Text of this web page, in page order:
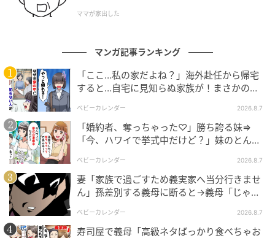
ゆうゆうtime
どこか影があり
ママが家出した
マンガ記事ランキング
「ここ…私の家だよね？」海外赴任から帰宅
すると…自宅に見知らぬ家族が！まさかの真
ベビーカレンダー 2026.8.7
「婚約者、奪っちゃった♡」勝ち誇る妹⇒
「今、ハワイで挙式中だけど？」妹のとんで
ベビーカレンダー 2026.8.7
妻「家族で過ごすため義実家へ当分行きませ
ん」孫差別する義母に断ると→義母「じゃ
ベビーカレンダー 2026.8.7
寿司屋で義母「高級ネタばっかり食べちゃお